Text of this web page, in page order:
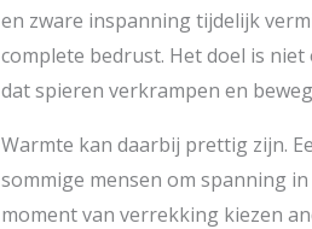
en zware inspanning tijdelijk
complete bedrust. Het doel is
dat spieren verkrampen en
Warmte kan daarbij prettig zijn.
sommige mensen om spanning
moment van verrekking kiezen